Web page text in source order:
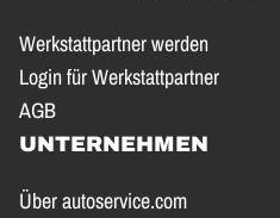
Werkstattpartner werden
Login für Werkstattpartner
AGB
UNTERNEHMEN
Über autoservice.com